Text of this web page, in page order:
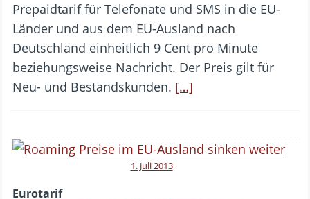
Prepaidtarif für Telefonate und SMS in die EU-
Länder und aus dem EU-Ausland nach
Deutschland einheitlich 9 Cent pro Minute
beziehungsweise Nachricht. Der Preis gilt für
Neu- und Bestandskunden. […]
1. Juli 2013
Eurotarif